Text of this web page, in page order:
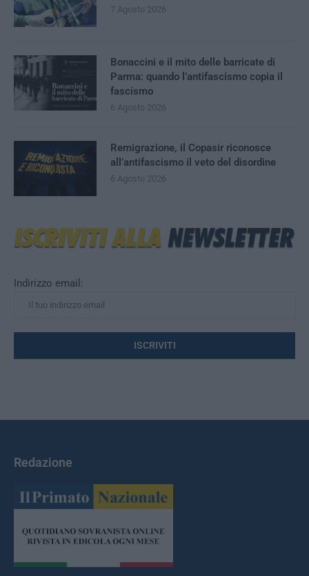
Indirizzo email:
7 Agosto 2026
Bonaccini e il mito delle barricate di
Parma: quando l’antifascismo copia il
fascismo
6 Agosto 2026
Remigrazione, il Copasir riconosce
all’antifascismo il veto del disordine
6 Agosto 2026
Redazione